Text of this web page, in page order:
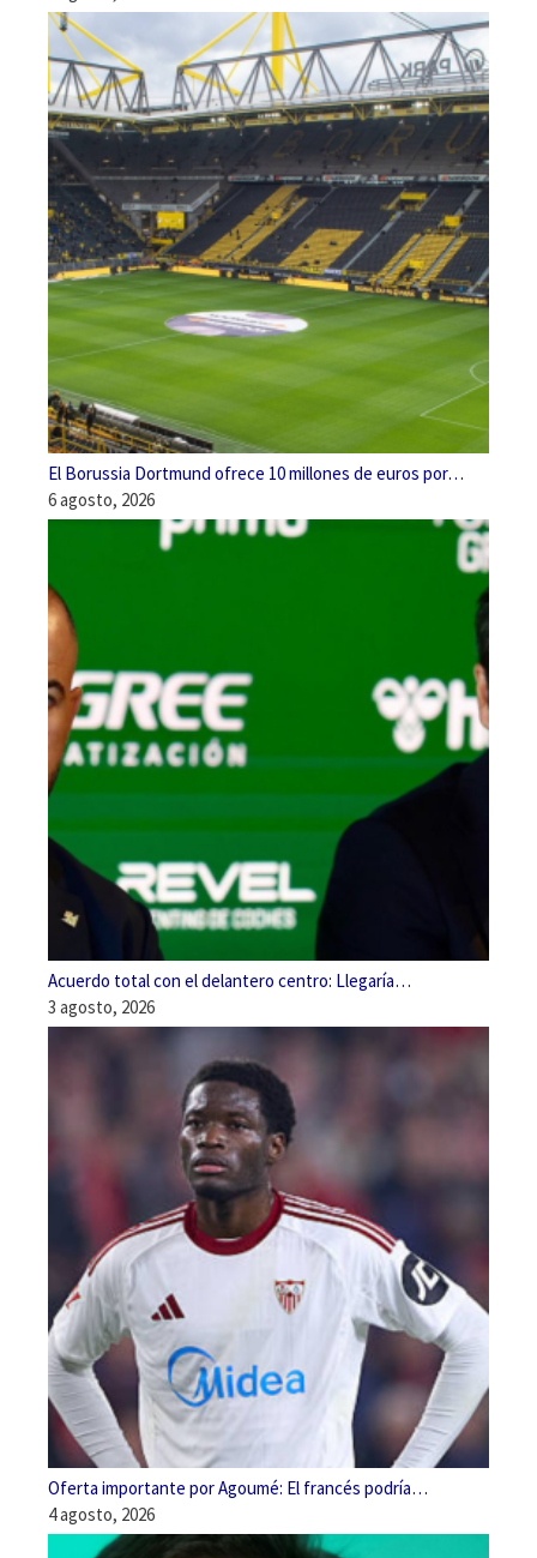
El Borussia Dortmund ofrece 10 millones de euros por…
6 agosto, 2026
Acuerdo total con el delantero centro: Llegaría…
3 agosto, 2026
Oferta importante por Agoumé: El francés podría…
4 agosto, 2026